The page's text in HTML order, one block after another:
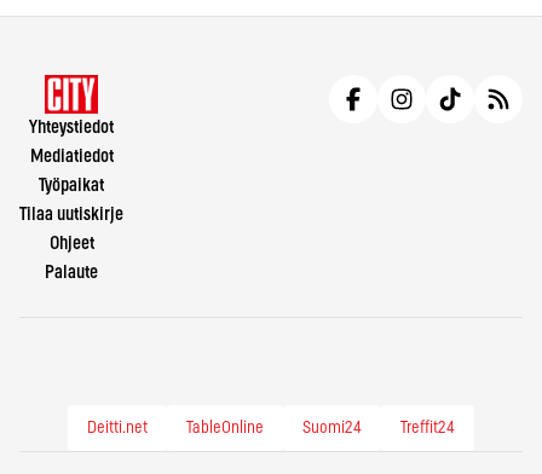
Yhteystiedot
Mediatiedot
Työpaikat
Tilaa uutiskirje
Ohjeet
Palaute
Deitti.net TableOnline Suomi24 Treffit24